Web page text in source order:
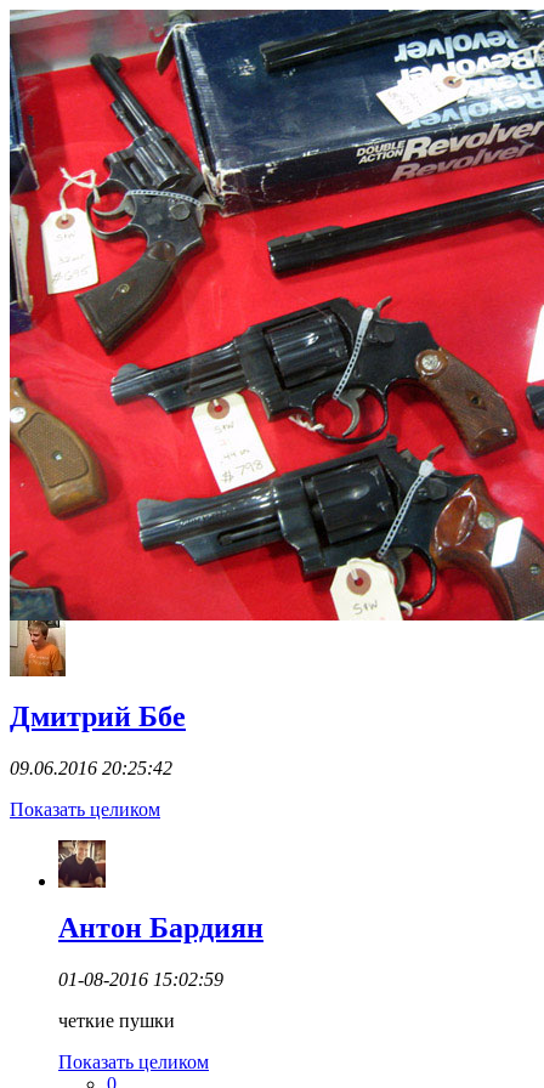
Дмитрий Ббе
09.06.2016 20:25:42
Показать целиком
Антон Бардиян
01-08-2016 15:02:59
четкие пушки
Показать целиком
0